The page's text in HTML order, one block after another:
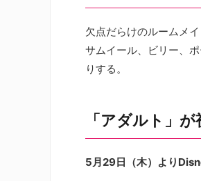
欠点だらけのルームメ
サムイール、ビリー、
りする。
「アダルト」
5月29日（木）より